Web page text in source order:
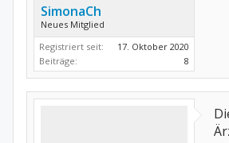
SimonaCh
Neues Mitglied
Registriert seit:
17. Oktober 2020
Beiträge:
8